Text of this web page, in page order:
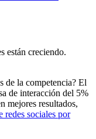
están creciendo.
de la competencia? El
de interacción del 5%
mejores resultados,
redes sociales por